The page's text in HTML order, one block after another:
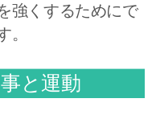
強くするためにで
。
と運動